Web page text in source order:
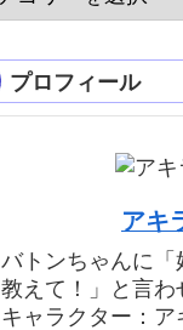
プロフィール
アキ
バトンちゃんに「
教えて！」と言わ
キャラクター：ア